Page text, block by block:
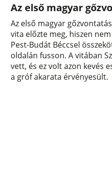
Az első magyar
Az első magyar
vita előzte meg, hiszen
Pest-Budát Béccsel
oldalán fusson. A vitában
vett, és ez volt azon kevés
a gróf akarata érvényesült.